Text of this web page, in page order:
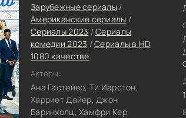
Зарубежные сериалы /
Американские сериалы /
Сериалы 2023 /Сериалы
комедии 2023 /Сериалы в HD
1080 качестве
Актеры:
Ана Гастейер, Ти Иарстон,
Харриет Дайер, Джон
Баринхолц, Хамфри Кер